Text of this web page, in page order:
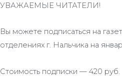
УВАЖАЕМЫЕ ЧИТАТЕЛИ!
Вы можете подписаться на
отделениях г. Нальчика на
Стоимость подписки — 420 руб.